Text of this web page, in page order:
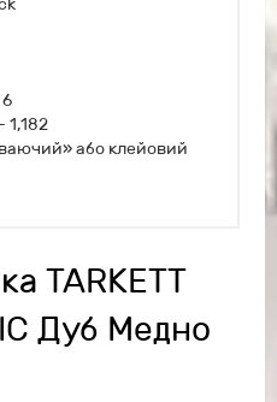
6
1,182
або клейовий
TARKETT
Дуб Mедно